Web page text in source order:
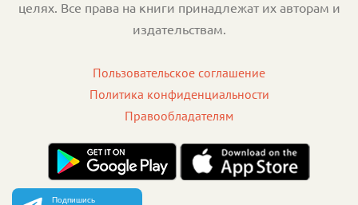
целях. Все права на книги принадлежат их авторам и
издательствам.
Пользовательское соглашение
Политика конфиденциальности
Правообладателям
Подпишись